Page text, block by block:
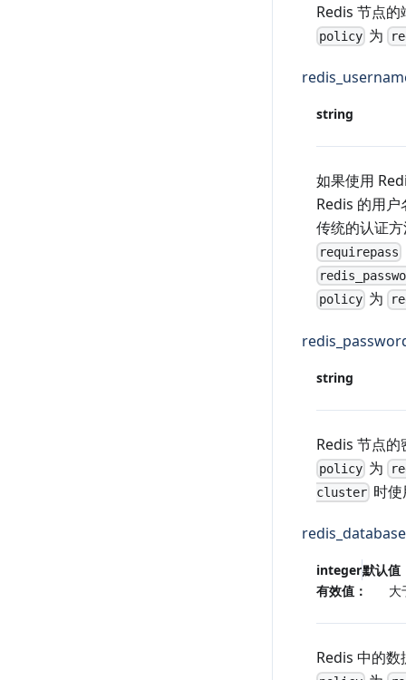
Redis 节点的
policy 为
string
如果使用
Redis 的用
传统的认证
requirepass
policy 为
string
Redis 节点的
policy 为
cluster 时
redis_database
integer默认值
有效值：
大
Redis 中的